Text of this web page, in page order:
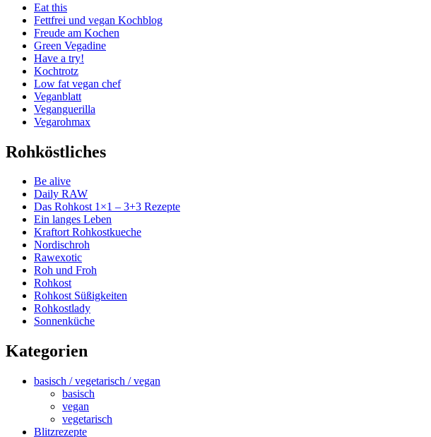
Eat this
Fettfrei und vegan Kochblog
Freude am Kochen
Green Vegadine
Have a try!
Kochtrotz
Low fat vegan chef
Veganblatt
Veganguerilla
Vegarohmax
Rohköstliches
Be alive
Daily RAW
Das Rohkost 1×1 – 3+3 Rezepte
Ein langes Leben
Kraftort Rohkostkueche
Nordischroh
Rawexotic
Roh und Froh
Rohkost
Rohkost Süßigkeiten
Rohkostlady
Sonnenküche
Kategorien
basisch / vegetarisch / vegan
basisch
vegan
vegetarisch
Blitzrezepte